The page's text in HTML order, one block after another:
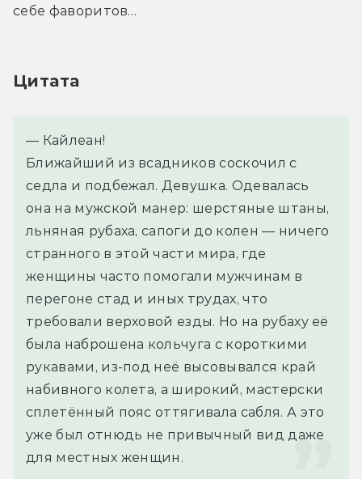
себе фаворитов…
Цитата
— Кайлеан!
Ближайший из всадников соскочил с
седла и подбежал. Девушка. Одевалась
она на мужской манер: шерстяные штаны,
льняная рубаха, сапоги до колен — ничего
странного в этой части мира, где
женщины часто помогали мужчинам в
перегоне стад и иных трудах, что
требовали верховой езды. Но на рубаху её
была наброшена кольчуга с короткими
рукавами, из-под неё высовывался край
набивного колета, а широкий, мастерски
сплетённый пояс оттягивала сабля. А это
уже был отнюдь не привычный вид даже
для местных женщин.